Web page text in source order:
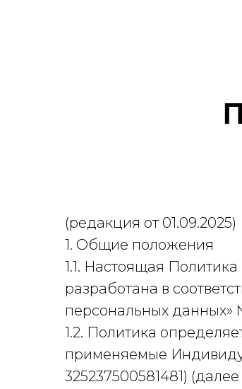
(редакция от 01.09.2025)
1. Общие положения
1.1. Настоящая
разработана в
персональных данных»
1.2. Политика
применяемые
325237500581481)